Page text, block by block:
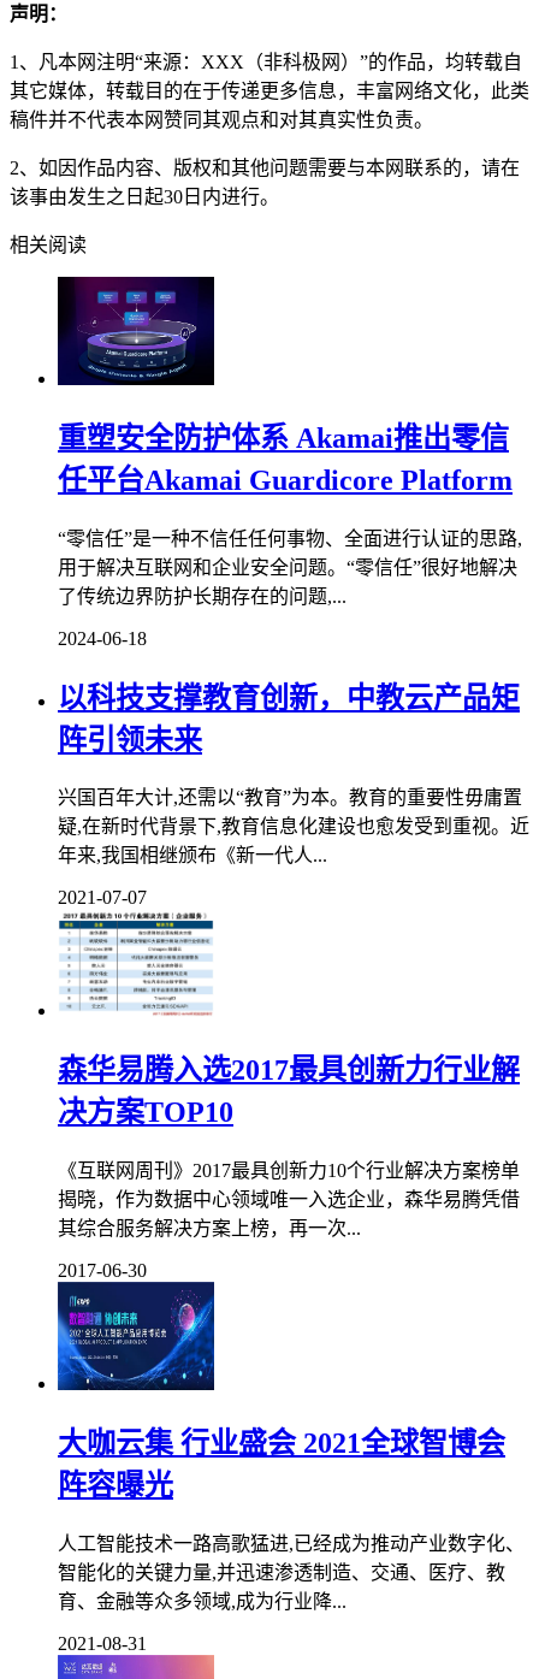
声明：
1、凡本网注明“来源：XXX（非科极网）”的作品，均转载自
其它媒体，转载目的在于传递更多信息，丰富网络文化，此类
稿件并不代表本网赞同其观点和对其真实性负责。
2、如因作品内容、版权和其他问题需要与本网联系的，请在
该事由发生之日起30日内进行。
相关阅读
重塑安全防护体系 Akamai推出零信
任平台Akamai Guardicore Platform
“零信任”是一种不信任任何事物、全面进行认证的思路,
用于解决互联网和企业安全问题。“零信任”很好地解决
了传统边界防护长期存在的问题,...
2024-06-18
以科技支撑教育创新，中教云产品矩
阵引领未来
兴国百年大计,还需以“教育”为本。教育的重要性毋庸置
疑,在新时代背景下,教育信息化建设也愈发受到重视。近
年来,我国相继颁布《新一代人...
2021-07-07
森华易腾入选2017最具创新力行业解
决方案TOP10
《互联网周刊》2017最具创新力10个行业解决方案榜单
揭晓，作为数据中心领域唯一入选企业，森华易腾凭借
其综合服务解决方案上榜，再一次...
2017-06-30
大咖云集 行业盛会 2021全球智博会
阵容曝光
人工智能技术一路高歌猛进,已经成为推动产业数字化、
智能化的关键力量,并迅速渗透制造、交通、医疗、教
育、金融等众多领域,成为行业降...
2021-08-31